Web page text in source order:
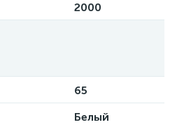
2000
65
Белый